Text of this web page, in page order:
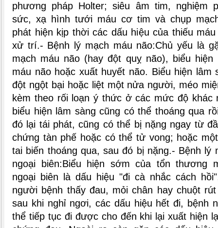
phương pháp Holter; siêu âm tim, nghiệm
sức, xạ hình tưới máu cơ tim và chụp
phát hiện kịp thời các dấu hiệu của thiếu
xử trí.- Bệnh lý mạch máu não:Chủ yếu là
mạch máu não (hay đột quỵ não), biểu hiện
máu não hoặc xuất huyết não. Biểu hiện lâm
đột ngột bại hoặc liệt một nửa người, méo
kèm theo rối loạn ý thức ở các mức độ khác
biểu hiện lâm sàng cũng có thể thoáng qua
đó lại tái phát, cũng có thể bị nặng ngay từ
chứng tàn phế hoặc có thể tử vong; hoặc
tai biến thoáng qua, sau đó bị nặng.- Bệnh lý
ngoại biên:Biểu hiện sớm của tổn thương
ngoại biên là dấu hiệu "đi cà nhắc cách
người bệnh thấy đau, mỏi chân hay chuột
sau khi nghỉ ngơi, các dấu hiệu hết đi, bệnh
thể tiếp tục đi được cho đến khi lại xuất hiện